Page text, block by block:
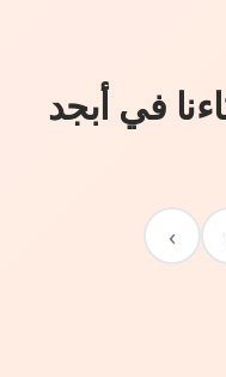
في أبجد
›